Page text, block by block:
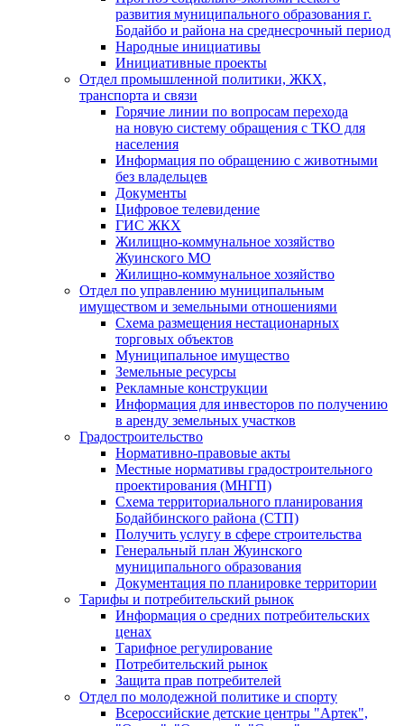
развития муниципального образования г.
Бодайбо и района на среднесрочный период
Народные инициативы
Инициативные проекты
Отдел промышленной политики, ЖКХ,
транспорта и связи
Горячие линии по вопросам перехода
на новую систему обращения с ТКО для
населения
Информация по обращению с животными
без владельцев
Документы
Цифровое телевидение
ГИС ЖКХ
Жилищно-коммунальное хозяйство
Жуинского МО
Жилищно-коммунальное хозяйство
Отдел по управлению муниципальным
имуществом и земельными отношениями
Схема размещения нестационарных
торговых объектов
Муниципальное имущество
Земельные ресурсы
Рекламные конструкции
Информация для инвесторов по получению
в аренду земельных участков
Градостроительство
Нормативно-правовые акты
Местные нормативы градостроительного
проектирования (МНГП)
Схема территориального планирования
Бодайбинского района (СТП)
Получить услугу в сфере строительства
Генеральный план Жуинского
муниципального образования
Документация по планировке территории
Тарифы и потребительский рынок
Информация о средних потребительских
ценах
Тарифное регулирование
Потребительский рынок
Защита прав потребителей
Отдел по молодежной политике и спорту
Всероссийские детские центры "Артек",